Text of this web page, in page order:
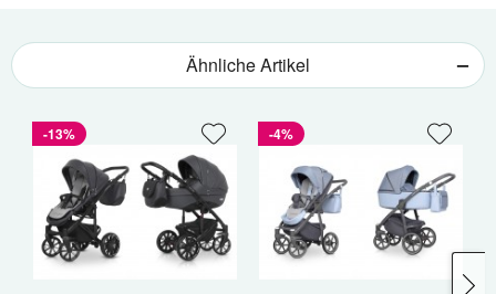
Ähnliche Artikel
-13% -4%